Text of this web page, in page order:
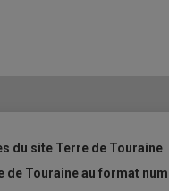
du site Terre de Touraine
de Touraine au format